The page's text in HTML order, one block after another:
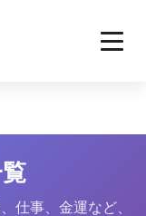
仕事、金運など、